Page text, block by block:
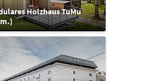
Holzhaus TuMu